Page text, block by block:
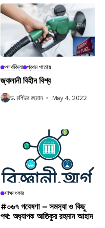
পদার্থবিদ্যা প্রথম পাতায়
জ্বালানী বিহীন বিশ্ব
ড. মশিউর রহমান May 4, 2022
সাক্ষাৎকার
#০৬৭ গবেষণা – সমস‍্যা ও কিছু
পথ: অধ‍্যাপক আতিকুর রহমান আহাদ